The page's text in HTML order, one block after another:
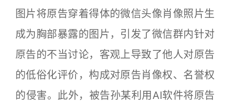
图片将原告穿着得体的微信头像肖像照片生
成为胸部暴露的图片，引发了微信群内针对
原告的不当讨论，客观上导致了他人对原告
的低俗化评价，构成对原告肖像权、名誉权
的侵害。此外，被告孙某利用AI软件将原告